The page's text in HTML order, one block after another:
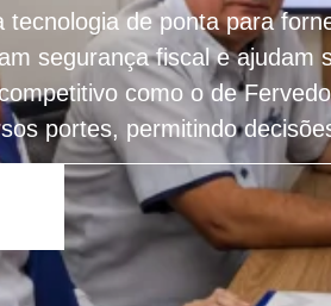
tecnologia de ponta para
segurança fiscal e ajudam
como o de
portes, permitindo